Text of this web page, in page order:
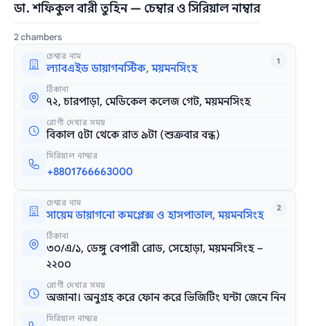
ডা. শফিকুল বারী তুহিন — চেম্বার ও সিরিয়াল নাম্বার
2 chambers
1
চেম্বার নাম
ল্যাবএইড ডায়াগনস্টিক, ময়মনসিংহ
ঠিকানা
৭২, চারপাড়া, মেডিকেল কলেজ গেট, ময়মনসিংহ
রোগী দেখার সময়
বিকাল ৫টা থেকে রাত ৯টা (শুক্রবার বন্ধ)
সিরিয়াল নাম্বার
+8801766663000
2
চেম্বার নাম
সায়েম ডায়াগনো কমপ্লেক্স ও হাসপাতাল, ময়মনসিংহ
ঠিকানা
৩০/এ/১, ডেঙ্গু বেপারী রোড, সেহোড়া, ময়মনসিংহ –
২২০০
রোগী দেখার সময়
অজানা। অনুগ্রহ করে ফোন করে ভিজিটিং ঘন্টা জেনে নিন
সিরিয়াল নাম্বার